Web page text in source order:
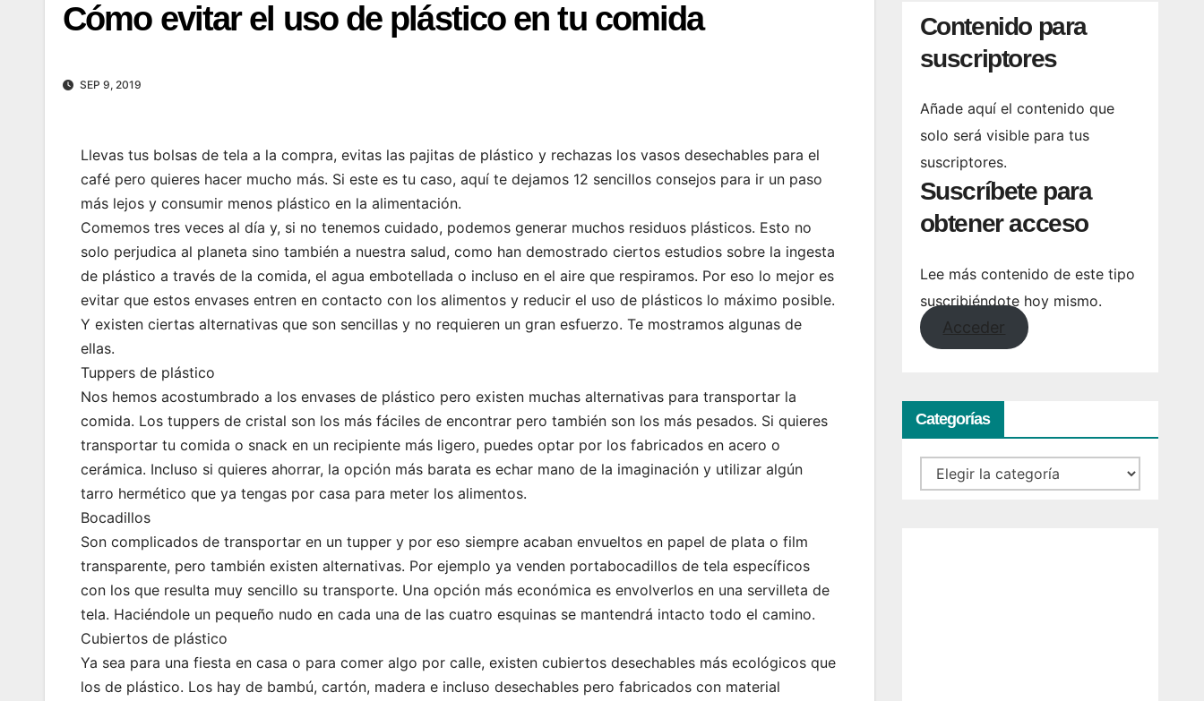
Cómo evitar el uso de plástico en tu comida
SEP 9, 2019
Llevas tus bolsas de tela a la compra, evitas las pajitas de plástico y rechazas los vasos desechables para el
café pero quieres hacer mucho más. Si este es tu caso, aquí te dejamos 12 sencillos consejos para ir un paso
más lejos y consumir menos plástico en la alimentación.
Comemos tres veces al día y, si no tenemos cuidado, podemos generar muchos residuos plásticos. Esto no
solo perjudica al planeta sino también a nuestra salud, como han demostrado ciertos estudios sobre la ingesta
de plástico a través de la comida, el agua embotellada o incluso en el aire que respiramos. Por eso lo mejor es
evitar que estos envases entren en contacto con los alimentos y reducir el uso de plásticos lo máximo posible.
Y existen ciertas alternativas que son sencillas y no requieren un gran esfuerzo. Te mostramos algunas de
ellas.
Tuppers de plástico
Nos hemos acostumbrado a los envases de plástico pero existen muchas alternativas para transportar la
comida. Los tuppers de cristal son los más fáciles de encontrar pero también son los más pesados. Si quieres
transportar tu comida o snack en un recipiente más ligero, puedes optar por los fabricados en acero o
cerámica. Incluso si quieres ahorrar, la opción más barata es echar mano de la imaginación y utilizar algún
tarro hermético que ya tengas por casa para meter los alimentos.
Bocadillos
Son complicados de transportar en un tupper y por eso siempre acaban envueltos en papel de plata o film
transparente, pero también existen alternativas. Por ejemplo ya venden portabocadillos de tela específicos
con los que resulta muy sencillo su transporte. Una opción más económica es envolverlos en una servilleta de
tela. Haciéndole un pequeño nudo en cada una de las cuatro esquinas se mantendrá intacto todo el camino.
Cubiertos de plástico
Ya sea para una fiesta en casa o para comer algo por calle, existen cubiertos desechables más ecológicos que
los de plástico. Los hay de bambú, cartón, madera e incluso desechables pero fabricados con material
Contenido para
suscriptores
Añade aquí el contenido que
solo será visible para tus
suscriptores.
Suscríbete para
obtener acceso
Lee más contenido de este tipo
suscribiéndote hoy mismo.
Acceder
Categorías
Categorías